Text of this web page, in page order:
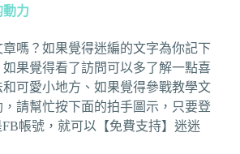
動力
嗎？如果覺得迷編的文字為你記下
果覺得看了訪問可以多了解一點喜
可愛小地方、如果覺得參戰教學文
請幫忙按下面的拍手圖示，只要登
FB帳號，就可以【免費支持】迷迷